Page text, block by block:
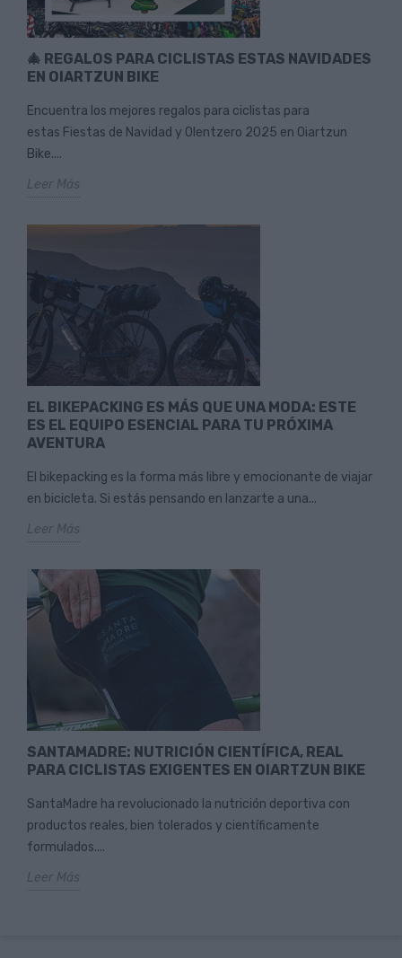
🎄 REGALOS PARA CICLISTAS ESTAS NAVIDADES
EN OIARTZUN BIKE
Encuentra los mejores regalos para ciclistas para
estas Fiestas de Navidad y Olentzero 2025 en Oiartzun
Bike....
Leer Más
EL BIKEPACKING ES MÁS QUE UNA MODA: ESTE
ES EL EQUIPO ESENCIAL PARA TU PRÓXIMA
AVENTURA
El bikepacking es la forma más libre y emocionante de viajar
en bicicleta. Si estás pensando en lanzarte a una...
Leer Más
SANTAMADRE: NUTRICIÓN CIENTÍFICA, REAL
PARA CICLISTAS EXIGENTES EN OIARTZUN BIKE
SantaMadre ha revolucionado la nutrición deportiva con
productos reales, bien tolerados y científicamente
formulados....
Leer Más